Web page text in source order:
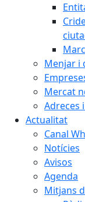
Menjar i
Mercat
Adreces
Actualitat
Canal
Notícies
Avisos
Agenda
Mitjans